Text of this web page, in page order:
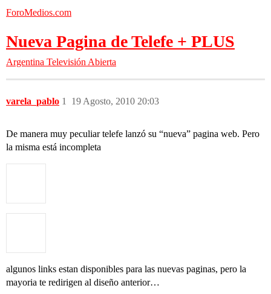
ForoMedios.com
Nueva Pagina de Telefe + PLUS
Argentina Televisión Abierta
varela_pablo 19 Agosto, 2010 20:03
1
De manera muy peculiar telefe lanzó su “nueva” pagina web. Pero
la misma está incompleta
algunos links estan disponibles para las nuevas paginas, pero la
mayoria te redirigen al diseño anterior…